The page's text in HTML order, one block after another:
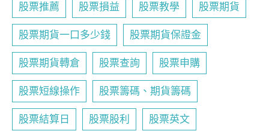
股票推薦 股票損益 股票教學 股票期貨
股票期貨一口多少錢 股票期貨保證金
股票期貨轉倉 股票查詢 股票申購
股票短線操作 股票籌碼、期貨籌碼
股票結算日 股票股利 股票英文